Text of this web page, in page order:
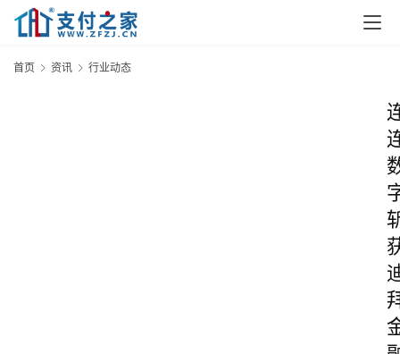
首页 资讯 行业动态